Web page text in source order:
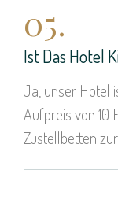
05.
Ist Das Hotel
Ja, unser Hotel
Aufpreis von 10
Zustellbetten